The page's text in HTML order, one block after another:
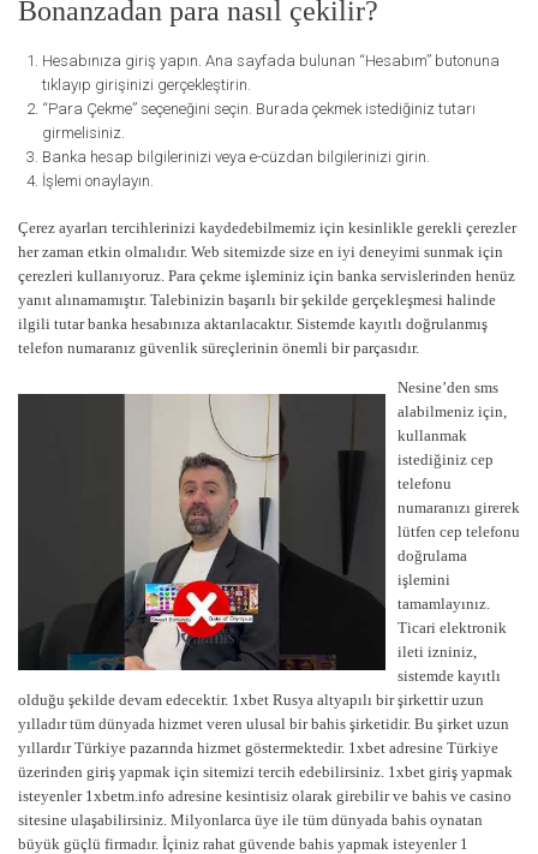
Bonanzadan para nasıl çekilir?
Hesabınıza giriş yapın. Ana sayfada bulunan “Hesabım” butonuna
tıklayıp girişinizi gerçekleştirin.
“Para Çekme” seçeneğini seçin. Burada çekmek istediğiniz tutarı
girmelisiniz.
Banka hesap bilgilerinizi veya e-cüzdan bilgilerinizi girin.
İşlemi onaylayın.
Çerez ayarları tercihlerinizi kaydedebilmemiz için kesinlikle gerekli çerezler
her zaman etkin olmalıdır. Web sitemizde size en iyi deneyimi sunmak için
çerezleri kullanıyoruz. Para çekme işleminiz için banka servislerinden henüz
yanıt alınamamıştır. Talebinizin başarılı bir şekilde gerçekleşmesi halinde
ilgili tutar banka hesabınıza aktarılacaktır. Sistemde kayıtlı doğrulanmış
telefon numaranız güvenlik süreçlerinin önemli bir parçasıdır.
Nesine’den sms
alabilmeniz için,
kullanmak
istediğiniz cep
telefonu
numaranızı girerek
lütfen cep telefonu
doğrulama
işlemini
tamamlayınız.
Ticari elektronik
ileti izniniz,
sistemde kayıtlı
olduğu şekilde devam edecektir. 1xbet Rusya altyapılı bir şirkettir uzun
yılladır tüm dünyada hizmet veren ulusal bir bahis şirketidir. Bu şirket uzun
yıllardır Türkiye pazarında hizmet göstermektedir. 1xbet adresine Türkiye
üzerinden giriş yapmak için sitemizi tercih edebilirsiniz. 1xbet giriş yapmak
isteyenler 1xbetm.info adresine kesintisiz olarak girebilir ve bahis ve casino
sitesine ulaşabilirsiniz. Milyonlarca üye ile tüm dünyada bahis oynatan
büyük güçlü firmadır. İçiniz rahat güvende bahis yapmak isteyenler 1